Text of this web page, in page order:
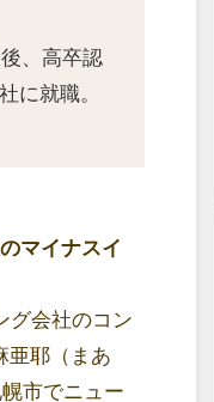
、高卒認
に就職。
マイナスイ
グ会社のコン
亜耶（まあ
市でニュー